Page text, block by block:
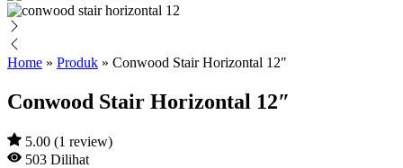
Home » Produk » Conwood Stair Horizontal 12″
Conwood Stair Horizontal 12″
5.00 (1 review)
503 Dilihat